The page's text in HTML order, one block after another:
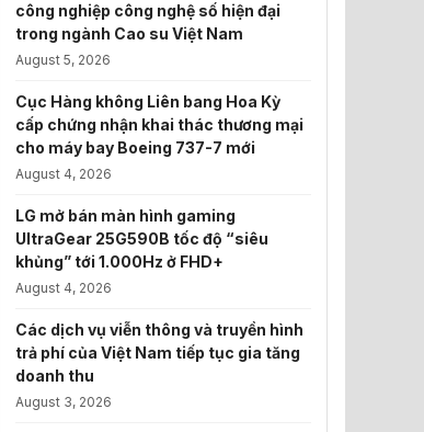
công nghiệp công nghệ số hiện đại
trong ngành Cao su Việt Nam
August 5, 2026
Cục Hàng không Liên bang Hoa Kỳ
cấp chứng nhận khai thác thương mại
cho máy bay Boeing 737-7 mới
August 4, 2026
LG mở bán màn hình gaming
UltraGear 25G590B tốc độ “siêu
khủng” tới 1.000Hz ở FHD+
August 4, 2026
Các dịch vụ viễn thông và truyền hình
trả phí của Việt Nam tiếp tục gia tăng
doanh thu
August 3, 2026